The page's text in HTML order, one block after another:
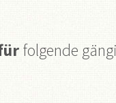
folgende